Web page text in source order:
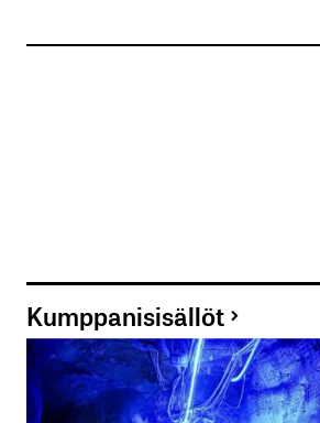
Kumppanisisällöt